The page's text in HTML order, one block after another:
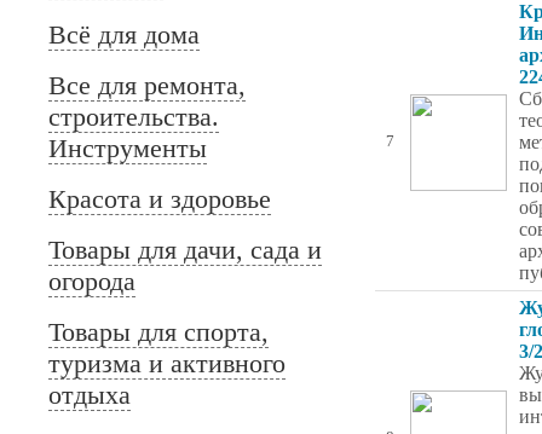
Всё для дома
Все для ремонта,
строительства.
Инструменты
Красота и здоровье
Товары для дачи, сада и
огорода
Товары для спорта,
туризма и активного
отдыха
7
3/